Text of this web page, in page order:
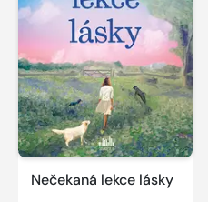
Nečekaná lekce lásky